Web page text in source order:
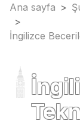
Ana sayfa >
>
İngilizce